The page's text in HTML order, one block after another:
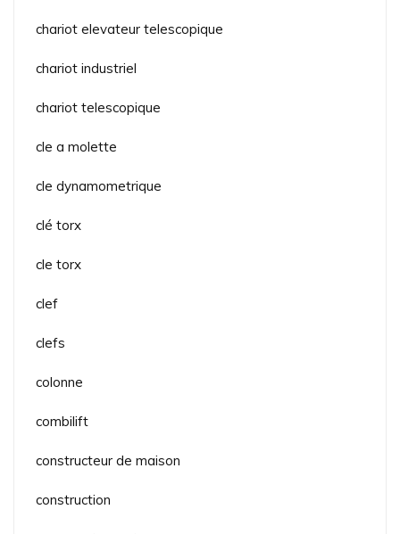
chariot elevateur telescopique
chariot industriel
chariot telescopique
cle a molette
cle dynamometrique
clé torx
cle torx
clef
clefs
colonne
combilift
constructeur de maison
construction